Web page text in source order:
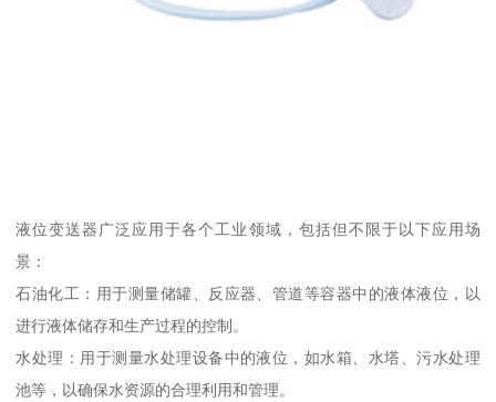
液位变送器广泛应用于各个工业领域，包括但不限于以下应用场
景：
石油化工：用于测量储罐、反应器、管道等容器中的液体液位，以
进行液体储存和生产过程的控制。
水处理：用于测量水处理设备中的液位，如水箱、水塔、污水处理
池等，以确保水资源的合理利用和管理。